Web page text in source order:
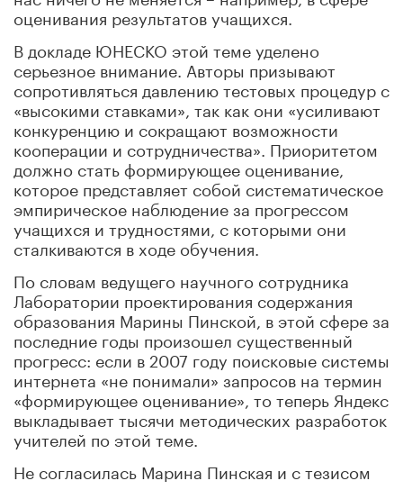
оценивания результатов учащихся.
В докладе ЮНЕСКО этой теме уделено
серьезное внимание. Авторы призывают
сопротивляться давлению тестовых процедур с
«высокими ставками», так как они «усиливают
конкуренцию и сокращают возможности
кооперации и сотрудничества». Приоритетом
должно стать формирующее оценивание,
которое представляет собой систематическое
эмпирическое наблюдение за прогрессом
учащихся и трудностями, с которыми они
сталкиваются в ходе обучения.
По словам ведущего научного сотрудника
Лаборатории проектирования содержания
образования Марины Пинской, в этой сфере за
последние годы произошел существенный
прогресс: если в 2007 году поисковые системы
интернета «не понимали» запросов на термин
«формирующее оценивание», то теперь Яндекс
выкладывает тысячи методических разработок
учителей по этой теме.
Не согласилась Марина Пинская и с тезисом